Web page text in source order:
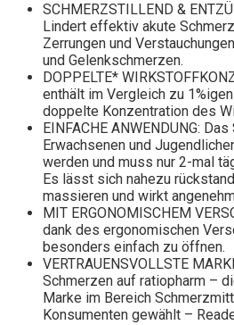
SCHMERZSTILLEND &
Lindert effektiv akute
Zerrungen und
und Gelenkschmerzen.
DOPPELTE*
enthält im Vergleich zu
doppelte Konzentration des
EINFACHE ANWENDUNG:
Erwachsenen und
werden und muss nur 2-mal
Es lässt sich nahezu
massieren und wirkt
MIT ERGONOMISCHEM
dank des ergonomischen
besonders einfach zu öffnen.
VERTRAUENSVOLLSTE
Schmerzen auf ratiopharm –
Marke im Bereich
Konsumenten gewählt –